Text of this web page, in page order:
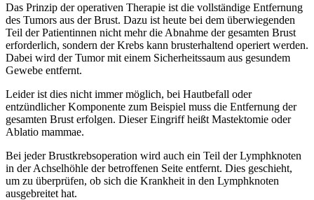
Das Prinzip der operativen Therapie ist die vollständige Entfernung
des Tumors aus der Brust. Dazu ist heute bei dem überwiegenden
Teil der Patientinnen nicht mehr die Abnahme der gesamten Brust
erforderlich, sondern der Krebs kann brusterhaltend operiert werden.
Dabei wird der Tumor mit einem Sicherheitssaum aus gesundem
Gewebe entfernt.
Leider ist dies nicht immer möglich, bei Hautbefall oder
entzündlicher Komponente zum Beispiel muss die Entfernung der
gesamten Brust erfolgen. Dieser Eingriff heißt Mastektomie oder
Ablatio mammae.
Bei jeder Brustkrebsoperation wird auch ein Teil der Lymphknoten
in der Achselhöhle der betroffenen Seite entfernt. Dies geschieht,
um zu überprüfen, ob sich die Krankheit in den Lymphknoten
ausgebreitet hat.